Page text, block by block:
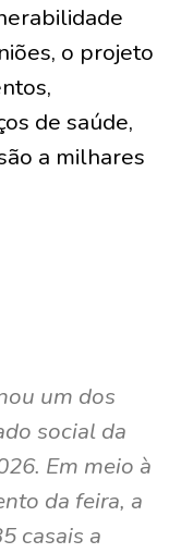
o projeto
de saúde,
a milhares
um dos
social da
Em meio à
da feira, a
casais a